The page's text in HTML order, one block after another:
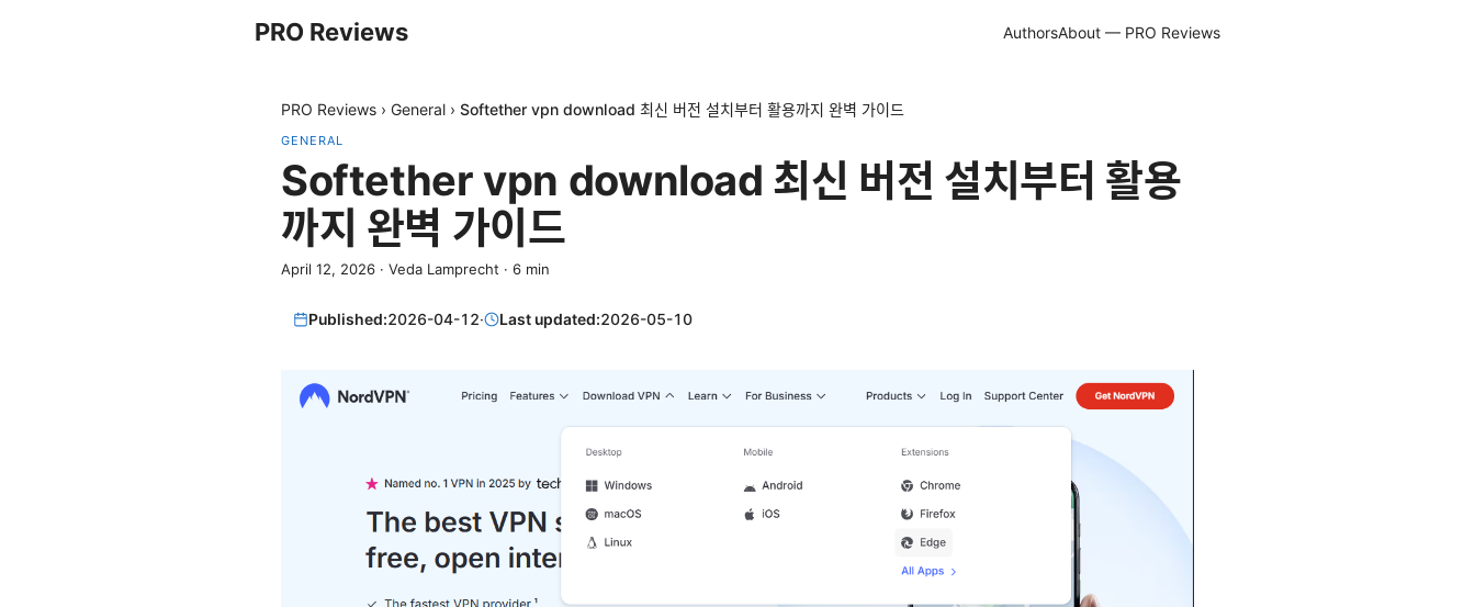
PRO Reviews AuthorsAbout — PRO Reviews
PRO Reviews › General › Softether vpn download 최신 버전 설치부터 활용까지 완벽 가이드
GENERAL
Softether vpn download 최신 버전 설치부터 활용
까지 완벽 가이드
April 12, 2026 · Veda Lamprecht · 6 min
Published:2026-04-12· Last updated:2026-05-10